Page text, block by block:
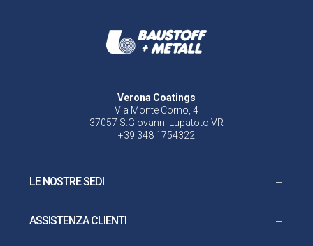
Verona Coatings
Via Monte Corno, 4
37057 S.Giovanni Lupatoto VR
+39 348 1754322
LE NOSTRE SEDI
ASSISTENZA CLIENTI